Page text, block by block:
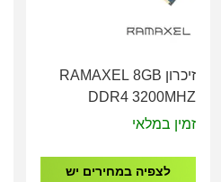
זיכרון RAMAXEL 8GB
DDR4 3200MHZ
LONG-DIMM
זמין במלאי
לצפיה במחירים יש